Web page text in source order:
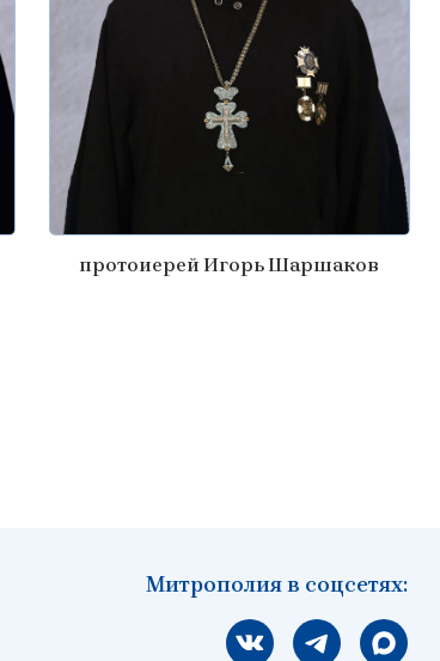
протоиерей Игорь Шаршаков
Митрополия в соцсетях:
Мы вконтакте
Мы в telegram
Мы в